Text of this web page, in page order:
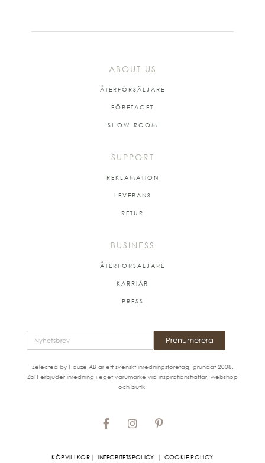
ABOUT US
ÅTERFÖRSÄLJARE
FÖRETAGET
SHOW ROOM
SUPPORT
REKLAMATION
LEVERANS
RETUR
BUSINESS
ÅTERFÖRSÄLJARE
KARRIÄR
PRESS
Prenumerera
Zelected by Houze AB är ett svenskt inredningsföretag, grundat 2008.
ZbH erbjuder inredning i eget varumärke via inspirationsträffar, webshop
och butik.
KÖPVILLKOR |INTEGRITETSPOLICY | COOKIE POLICY